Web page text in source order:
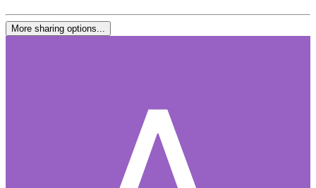
More sharing options...